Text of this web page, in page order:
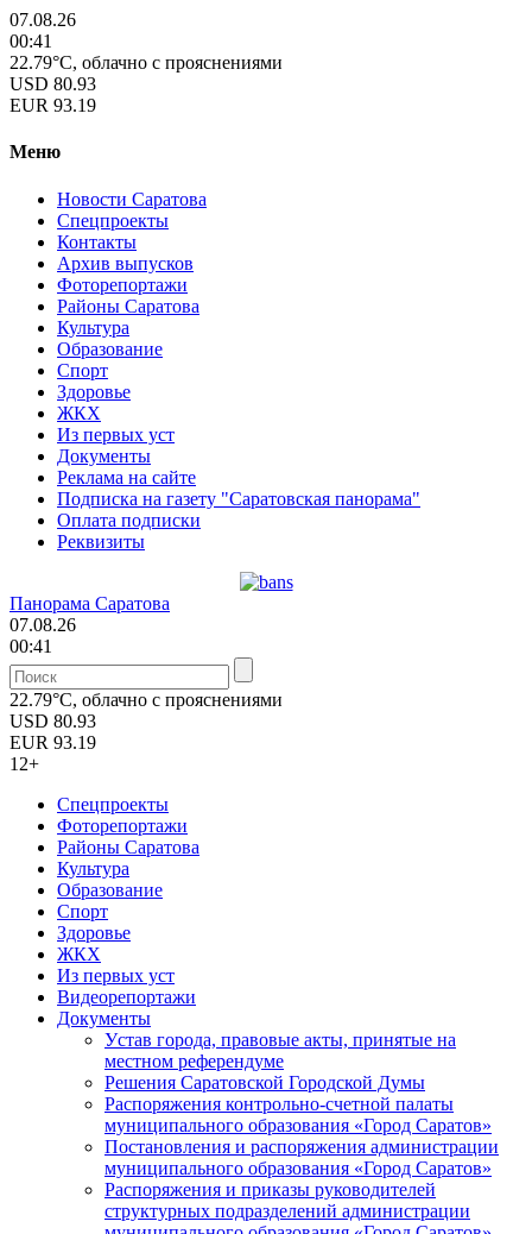
07.08.26
00:41
22.79°C, облачно с прояснениями
USD 80.93
EUR 93.19
Меню
Новости Саратова
Спецпроекты
Контакты
Архив выпусков
Фоторепортажи
Районы Саратова
Культура
Образование
Спорт
Здоровье
ЖКХ
Из пеpвых уст
Документы
Реклама на сайте
Подписка на газету "Саратовская панорама"
Оплата подписки
Реквизиты
Панорама Саратова
07.08.26
00:41
22.79°C, облачно с прояснениями
USD 80.93
EUR 93.19
12+
Спецпроекты
Фоторепортажи
Районы Саратова
Культура
Образование
Спорт
Здоровье
ЖКХ
Из пеpвых уст
Видеорепортажи
Документы
Уcтав города, правовые акты, принятые на
местном референдуме
Решения Саратовской Городской Думы
Распоряжения контрольно-счетной палаты
муниципального образования «Город Саратов»
Постановления и распоряжения администрации
муниципального образования «Город Саратов»
Распоряжения и приказы руководителей
структурных подразделений администрации